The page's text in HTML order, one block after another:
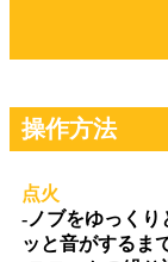
操作方法
点火
-ノブをゆっくり
ッと音がするま